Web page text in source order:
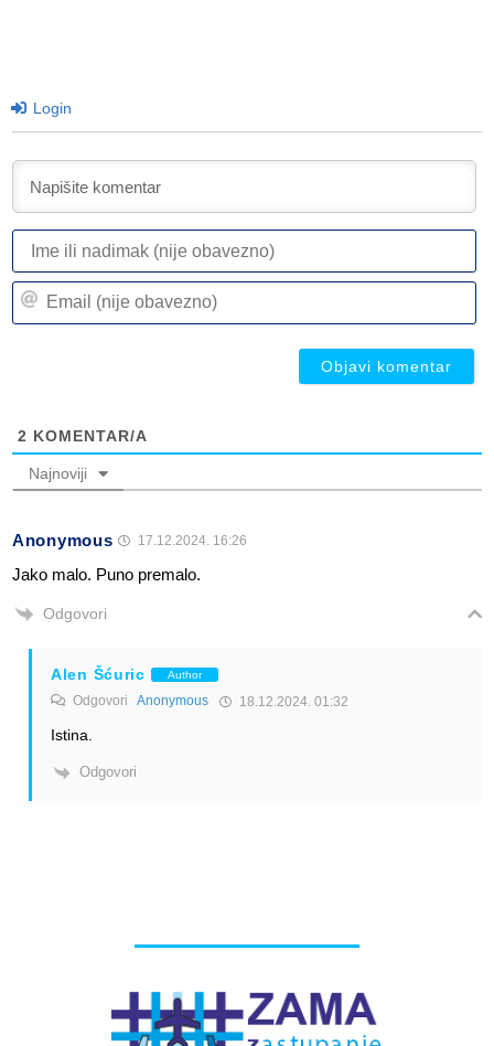
Login
2 KOMENTAR/A
Najnoviji
Anonymous 17.12.2024. 16:26
Jako malo. Puno premalo.
Odgovori
Alen Šćuric Author
Odgovori Anonymous 18.12.2024. 01:32
Istina.
Odgovori